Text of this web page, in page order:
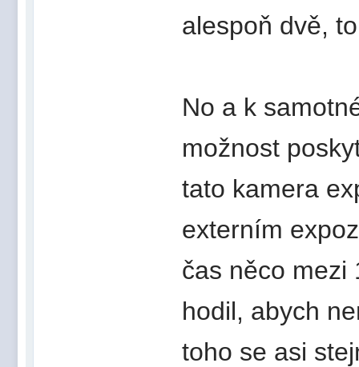
alespoň dvě,
No a k
možnost
tato kamera
externím
čas něco mezi
hodil, abych
toho se asi